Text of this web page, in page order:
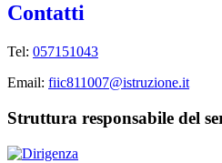
Contatti
Tel: 057151043
Email: fiic811007@istruzione.it
Struttura responsabile del